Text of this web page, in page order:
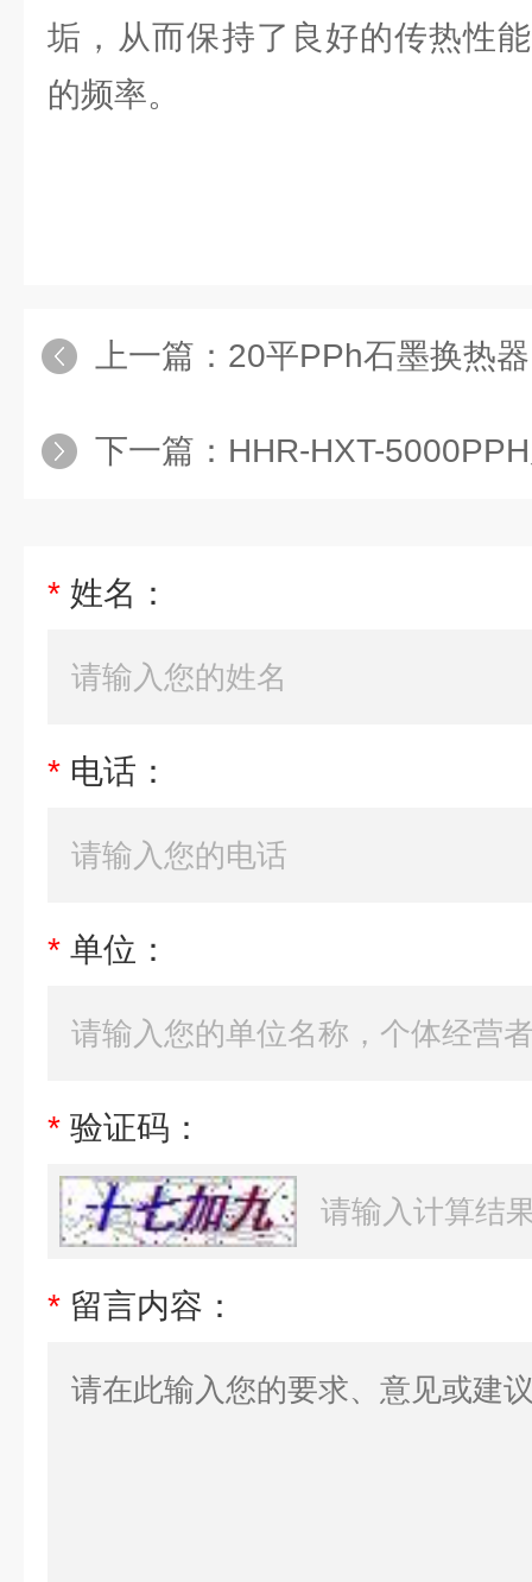
垢，‌从而保持了良好的传热性
的频率。‌
上一篇： 20平PPh石墨换热器
下一篇： HHR-HXT-5000PPH
* 姓名：
* 电话：
* 单位：
* 验证码：
* 留言内容：